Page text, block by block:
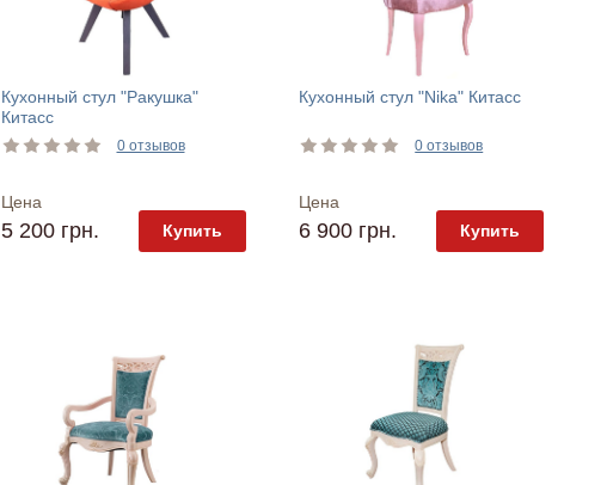
Кухонный стул "Ракушка"
Китасс
0 отзывов
Цена
5 200 грн. Купить
Кухонный стул "Nika" Китасс
0 отзывов
Цена
6 900 грн. Купить